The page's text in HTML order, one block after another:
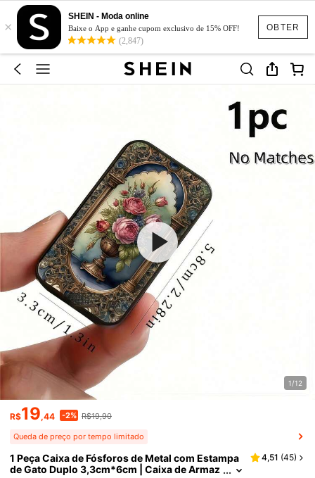
OBTER
×
SHEIN - Moda online
Baixe o App e ganhe cupom exclusivo de 15% OFF!
(2,847)
1/12
R$19,44 -2% R$19,90
Queda de preço por tempo limitado
1 Peça Caixa de Fósforos de Metal com Estampa
de Gato Duplo 3,3cm*6cm | Caixa de Armaz
4,51 (45)